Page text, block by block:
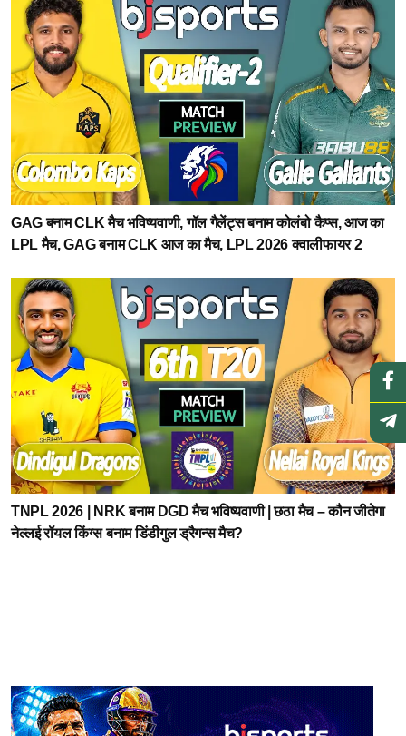
GAG बनाम CLK मैच भविष्यवाणी, गॉल गैलेंट्स बनाम कोलंबो कैप्स, आज का
LPL मैच, GAG बनाम CLK आज का मैच, LPL 2026 क्वालीफायर 2
TNPL 2026 | NRK बनाम DGD मैच भविष्यवाणी | छठा मैच – कौन जीतेगा
नेल्लई रॉयल किंग्स बनाम डिंडीगुल ड्रैगन्स मैच?